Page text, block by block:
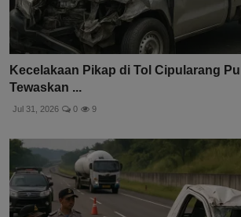
Kecelakaan Pikap di Tol Cipularang
Tewaskan ...
Jul 31, 2026 0 9